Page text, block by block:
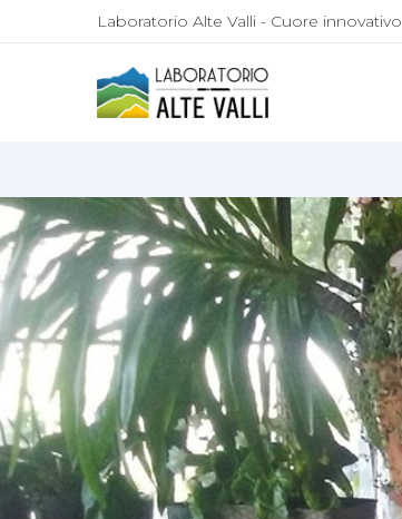
Laboratorio Alte Valli - Cuore innovativo